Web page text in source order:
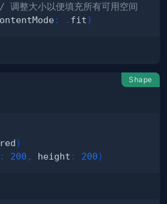
调整大小以便填充所有可用空间
: . fit)
Shape
red)
: 200 , height : 200)